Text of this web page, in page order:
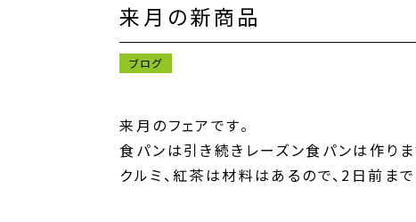
来月の新商品
ブログ
来月のフェアです。
食パンは引き続きレーズン食パンは作りま
クルミ、紅茶は材料はあるので、2日前ま